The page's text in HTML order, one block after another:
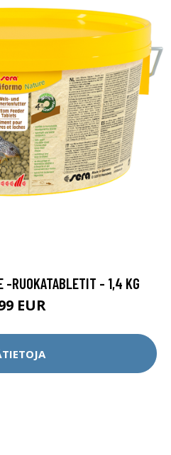
-RUOKATABLETIT - 1,4 KG
EUR